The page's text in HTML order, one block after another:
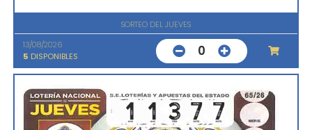
SORTEO DEL JUEVES
13/08/2026
5 DISPONIBLES 0